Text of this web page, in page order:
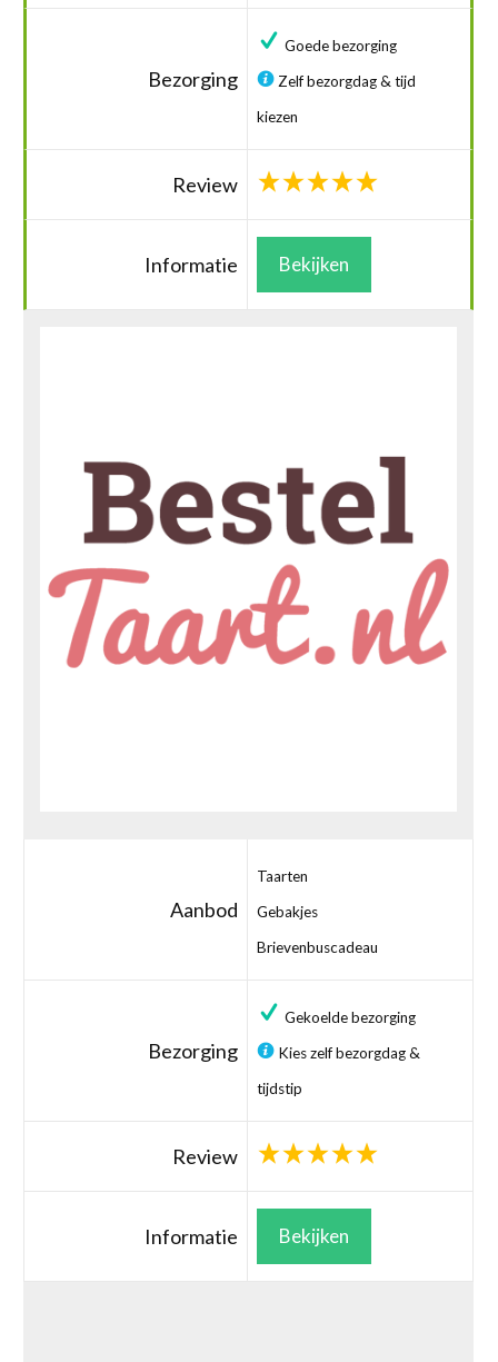
Bezorging
Goede bezorging
Zelf bezorgdag & tijd
kiezen
Review
Informatie Bekijken
Aanbod
Taarten
Gebakjes
Brievenbuscadeau
Bezorging
Gekoelde bezorging
Kies zelf bezorgdag &
tijdstip
Review
Informatie Bekijken